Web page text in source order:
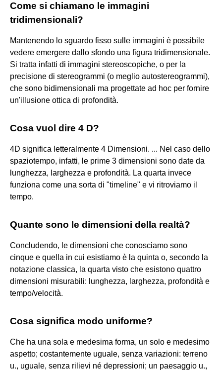
Come si chiamano le immagini
tridimensionali?
Mantenendo lo sguardo fisso sulle immagini è possibile
vedere emergere dallo sfondo una figura tridimensionale.
Si tratta infatti di immagini stereoscopiche, o per la
precisione di stereogrammi (o meglio autostereogrammi),
che sono bidimensionali ma progettate ad hoc per fornire
un'illusione ottica di profondità.
Cosa vuol dire 4 D?
4D significa letteralmente 4 Dimensioni. ... Nel caso dello
spaziotempo, infatti, le prime 3 dimensioni sono date da
lunghezza, larghezza e profondità. La quarta invece
funziona come una sorta di "timeline" e vi ritroviamo il
tempo.
Quante sono le dimensioni della realtà?
Concludendo, le dimensioni che conosciamo sono
cinque e quella in cui esistiamo è la quinta o, secondo la
notazione classica, la quarta visto che esistono quattro
dimensioni misurabili: lunghezza, larghezza, profondità e
tempo/velocità.
Cosa significa modo uniforme?
Che ha una sola e medesima forma, un solo e medesimo
aspetto; costantemente uguale, senza variazioni: terreno
u., uguale, senza rilievi né depressioni; un paesaggio u.,